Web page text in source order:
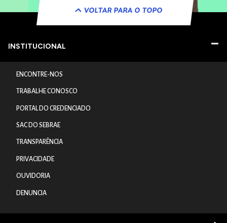
VOLTAR PARA O TOPO
INSTITUCIONAL
ENCONTRE-NOS
TRABALHE CONOSCO
PORTAL DO CREDENCIADO
SAC DO SEBRAE
TRANSPARÊNCIA
PRIVACIDADE
OUVIDORIA
DENUNCIA